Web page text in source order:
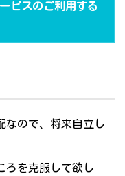
ビスのご利用する
なので、将来自立し
ろを克服して欲し